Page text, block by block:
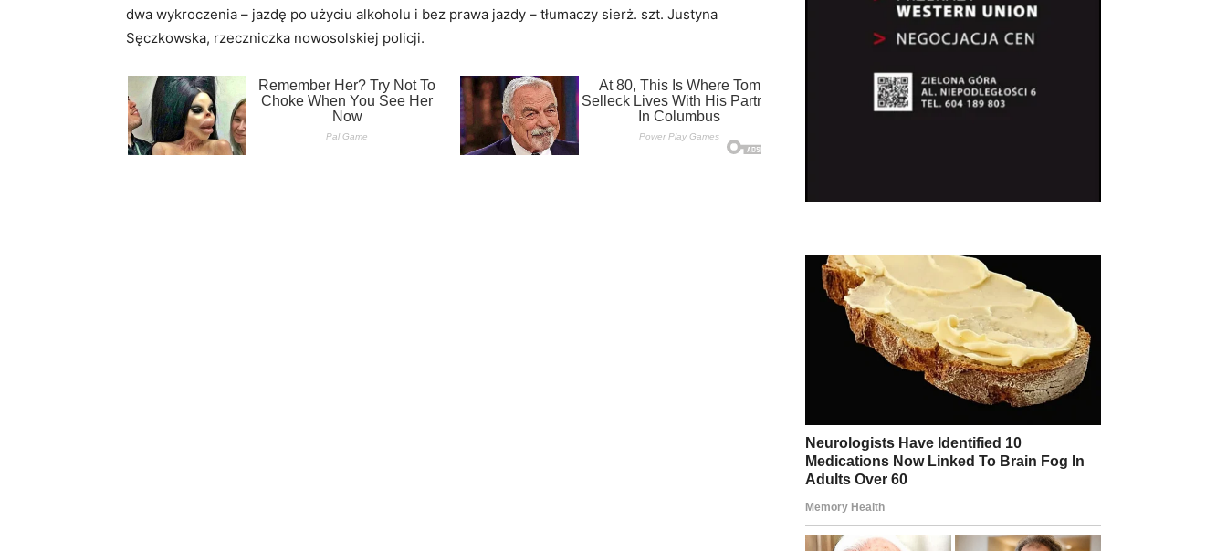
dwa wykroczenia – jazdę po użyciu alkoholu i bez prawa jazdy – tłumaczy sierż. szt. Justyna
Sęczkowska, rzeczniczka nowosolskiej policji.